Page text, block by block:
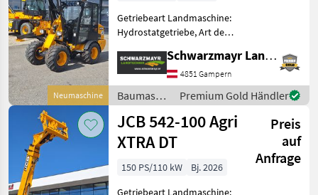
Neumaschine
Getriebeart Landmaschine:
Hydrostatgetriebe, Art der
Diesel, Abgasstufe: -/Stage
V, Anhängevorrichtung,
hydr.
Werkzeugverriegelung,
Sperrdiff.
Schwarzmayr Landtechnik GmbH - Gampern
4851 Gampern
Baumaschinen
/ JCB
Premium Gold Händler
JCB 542-100 Agri
XTRA DT
Preis
auf
Anfrage
150 PS/110 kW
Bj. 2026
Getriebeart Landmaschine: